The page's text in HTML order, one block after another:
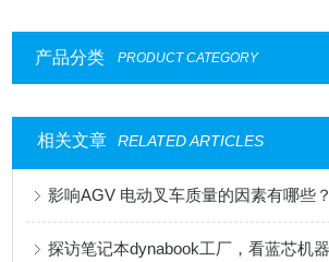
产品分类 PRODUCT CATEGORY
相关文章 RELATED ARTICLES
影响AGV 电动叉车质量的因素有哪些？